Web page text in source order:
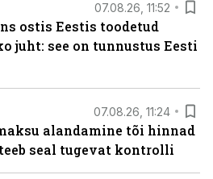
07.08.26, 11:52
ostis Eestis toodetud
juht: see on tunnustus Eesti
07.08.26, 11:24
alandamine tõi hinnad
seal tugevat kontrolli